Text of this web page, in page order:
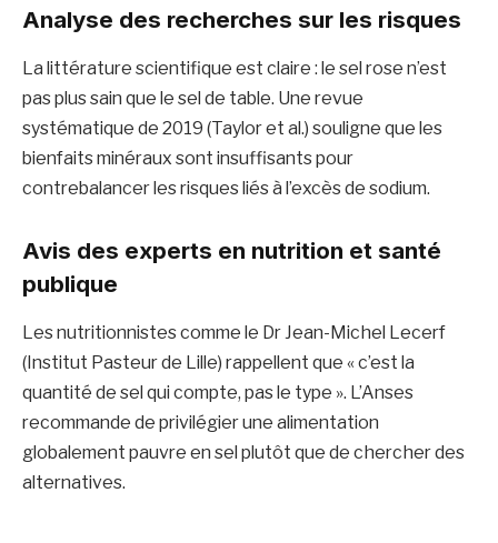
Analyse des recherches sur les risques
La littérature scientifique est claire : le sel rose n’est
pas plus sain que le sel de table. Une revue
systématique de 2019 (Taylor et al.) souligne que les
bienfaits minéraux sont insuffisants pour
contrebalancer les risques liés à l’excès de sodium.
Avis des experts en nutrition et santé
publique
Les nutritionnistes comme le Dr Jean-Michel Lecerf
(Institut Pasteur de Lille) rappellent que « c’est la
quantité de sel qui compte, pas le type ». L’Anses
recommande de privilégier une alimentation
globalement pauvre en sel plutôt que de chercher des
alternatives.